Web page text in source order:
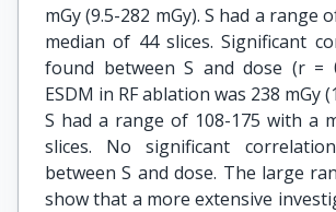
mGy (9.5-282 mGy). S had a range
median of 44 slices. Significant
found between S and dose (r =
ESDM in RF ablation was 238 mGy
S had a range of 108-175 with a
slices. No significant
between S and dose. The large
show that a more extensive